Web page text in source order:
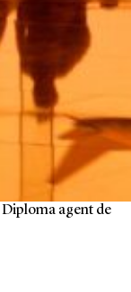
Diploma agent de